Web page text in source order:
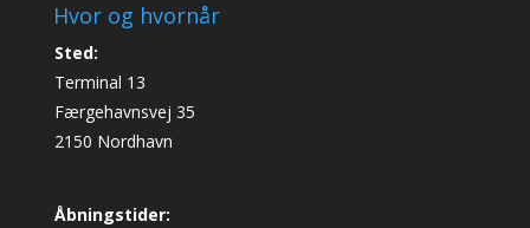
Hvor og hvornår
Sted:
Terminal 13
Færgehavnsvej 35
2150 Nordhavn
Åbningstider: